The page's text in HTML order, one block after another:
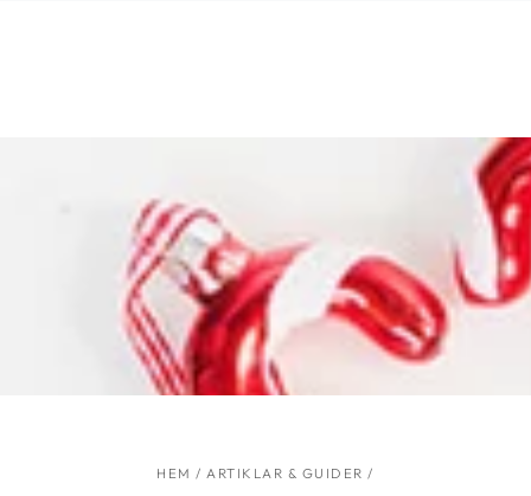
HEM / ARTIKLAR & GUIDER /